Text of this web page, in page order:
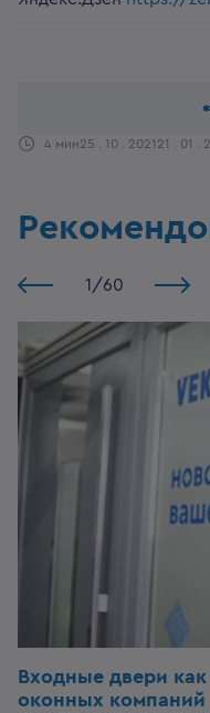
4 мин25 . 10 . 2021 21 . 01 .
1 /60
Входные двери
оконных компаний